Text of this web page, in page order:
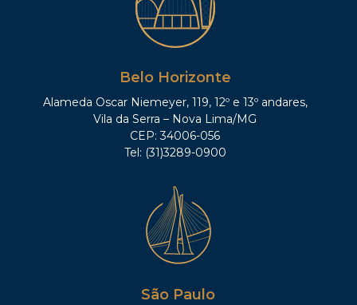
Belo Horizonte
Alameda Oscar Niemeyer, 119, 12º e 13º andares,
Vila da Serra – Nova Lima/MG
CEP: 34006-056
Tel: (31)3289-0900
São Paulo